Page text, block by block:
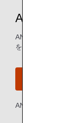
ANA日本
ANAマイレージ
をご利用になれま
ANAマイレージク